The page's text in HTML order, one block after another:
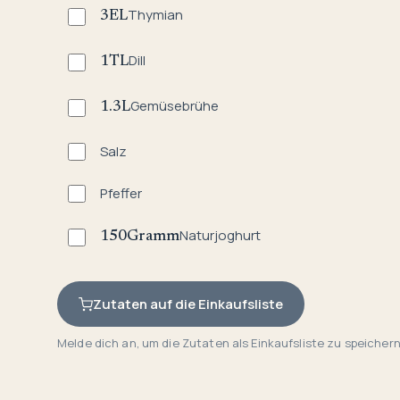
3ELThymian
1TLDill
1.3LGemüsebrühe
Salz
Pfeffer
150GrammNaturjoghurt
Zutaten auf die Einkaufsliste
Melde dich an, um die Zutaten als Einkaufsliste zu